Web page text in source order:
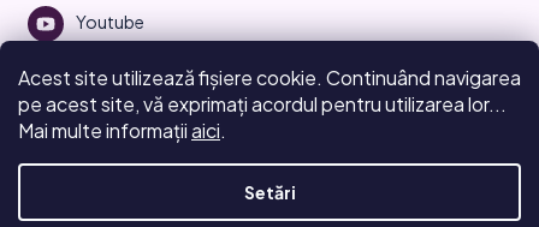
Acest site utilizează fișiere cookie. Continuând navigarea
pe acest site, vă exprimați acordul pentru utilizarea lor...
Mai multe informațiiaici.
Setări
Youtube
Creat de Shoptet